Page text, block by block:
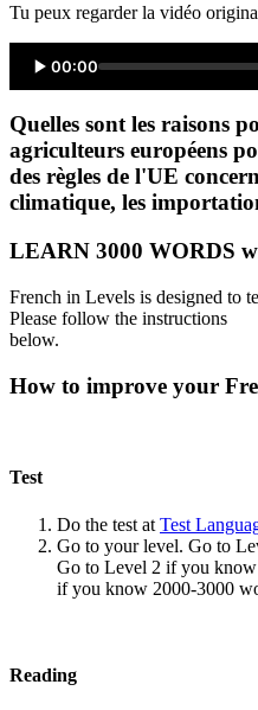
Tu peux regarder la vidéo
00:00
Quelles sont les raisons
agriculteurs européens
des règles de l'UE
climatique, les
LEARN 3000 WORDS
French in Levels is designed to
Please follow the instructions
below.
How to improve your
Test
Do the test at Test
Go to your level. Go to
Go to Level 2 if you
if you know 2000-3000
Reading